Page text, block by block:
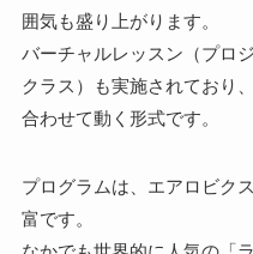
囲気も盛り上がります。
バーチャルレッスン（プロ
クラス）も実施されており
合わせて動く形式です。
プログラムは、エアロビク
富です。